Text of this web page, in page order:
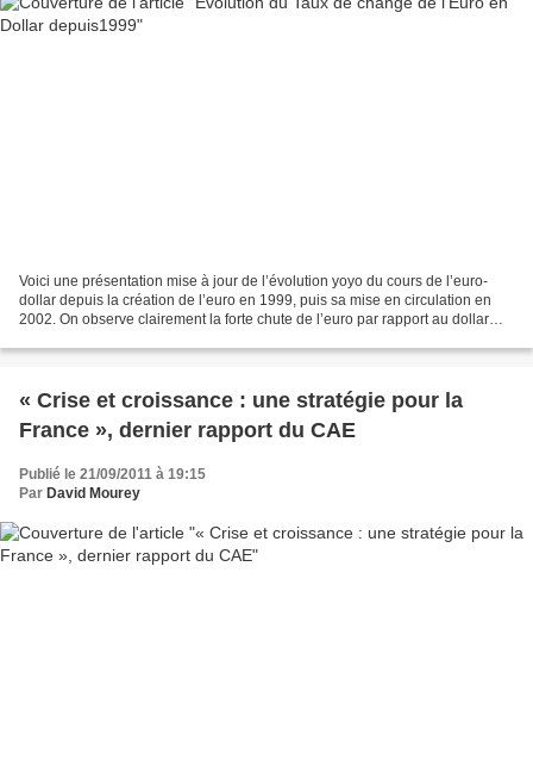
Voici une présentation mise à jour de l’évolution yoyo du cours de l’euro-
dollar depuis la création de l’euro en 1999, puis sa mise en circulation en
2002. On observe clairement la forte chute de l’euro par rapport au dollar
« Crise et croissance : une stratégie pour la
France », dernier rapport du CAE
Publié le 21/09/2011 à 19:15
Par David Mourey